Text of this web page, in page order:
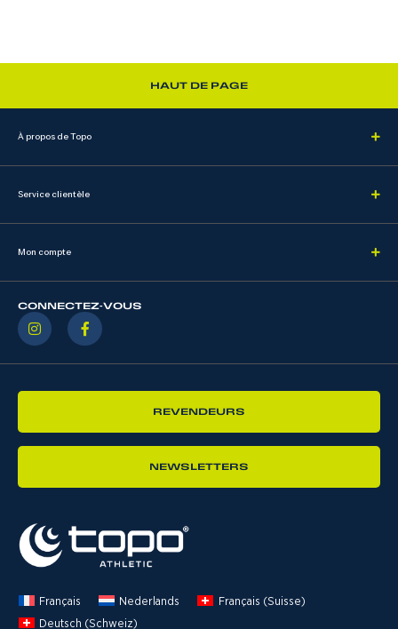
HAUT DE PAGE
À propos de Topo
Service clientèle
Mon compte
CONNECTEZ-VOUS
REVENDEURS
NEWSLETTERS
Français Nederlands
Français (Suisse)
Deutsch (Schweiz)